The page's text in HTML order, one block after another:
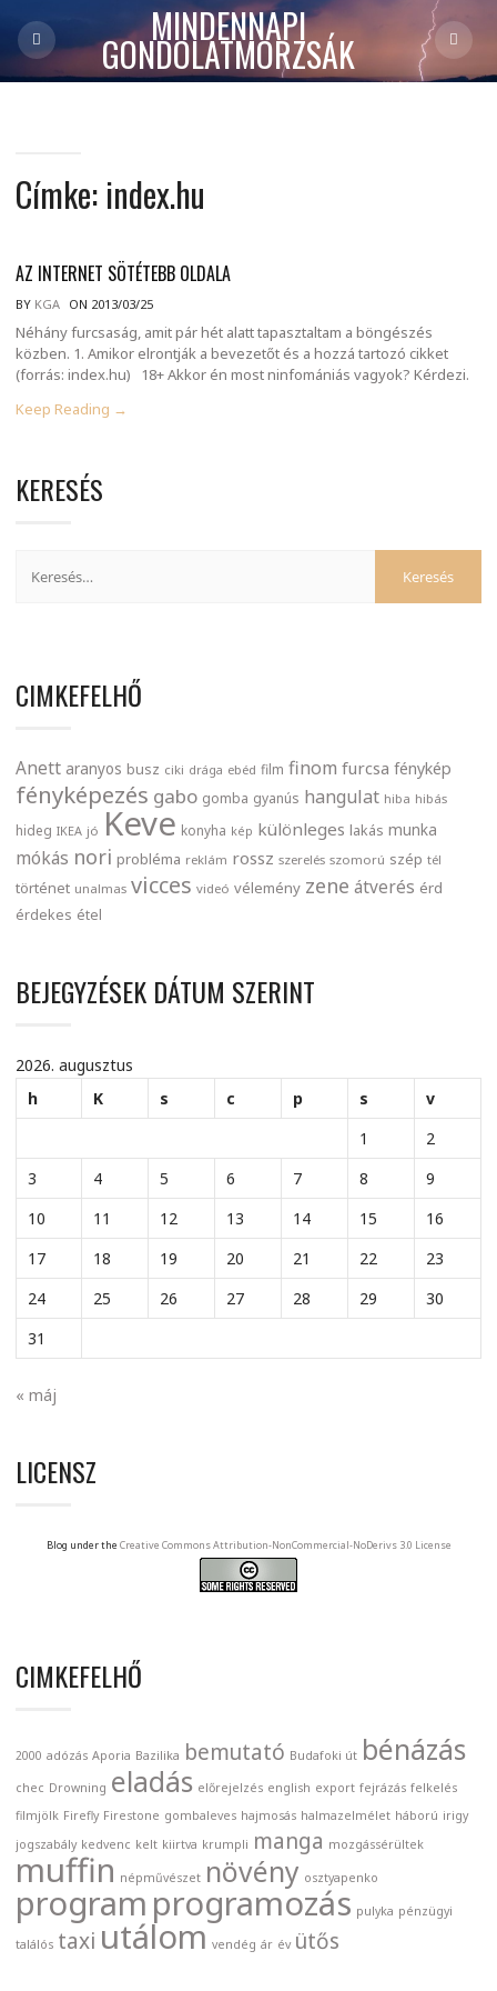
MINDENNAPI
GONDOLATMORZSÁK
Címke: index.hu
AZ INTERNET SÖTÉTEBB OLDALA
BY KGA ON 2013/03/25
Néhány furcsaság, amit pár hét alatt tapasztaltam a böngészés
közben. 1. Amikor elrontják a bevezetőt és a hozzá tartozó cikket
(forrás: index.hu) 18+ Akkor én most ninfomániás vagyok? Kérdezi.
Keep Reading →
KERESÉS
CIMKEFELHŐ
Anett aranyos busz ciki drága ebéd film finom furcsa fénykép
fényképezés gabo gomba gyanús hangulat hiba hibás
hideg IKEA jó Keve konyha kép különleges lakás munka
mókás nori probléma reklám rossz szerelés szomorú szép tél
történet unalmas vicces videó vélemény zene átverés érd
érdekes étel
BEJEGYZÉSEK DÁTUM SZERINT
2026. augusztus
h
K s c p s
v
1
2
3
4 5 6 7 8
9
10
11 12 13 14 15
16
17
18 19 20 21 22
23
24
25 26 27 28 29
30
31
« máj
LICENSZ
Blog under the Creative Commons Attribution-NonCommercial-NoDerivs 3.0 License
CIMKEFELHŐ
2000 adózás Aporia Bazilika bemutató Budafoki út bénázás
chec Drowning eladás előrejelzés english export fejrázás felkelés
filmjölk Firefly Firestone gombaleves hajmosás halmazelmélet háború irigy
jogszabály kedvenc kelt kiirtva krumpli manga mozgássérültek
muffin népművészet növény osztyapenko
program programozás pulyka pénzügyi
találós taxi utálom vendég ár év ütős